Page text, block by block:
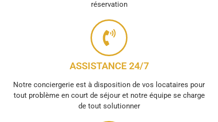
réservation
ASSISTANCE 24/7
Notre conciergerie est à disposition de vos locataires pour
tout problème en court de séjour et notre équipe se charge
de tout solutionner